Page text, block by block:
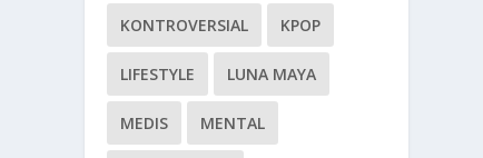
KONTROVERSIAL KPOP
LIFESTYLE LUNA MAYA
MEDIS MENTAL